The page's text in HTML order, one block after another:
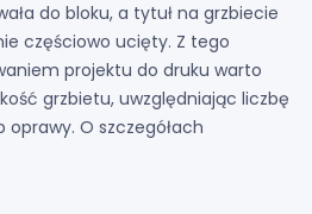
do bloku, a tytuł na grzbiecie
częściowo ucięty. Z tego
projektu do druku warto
grzbietu, uwzględniając liczbę
O szczegółach